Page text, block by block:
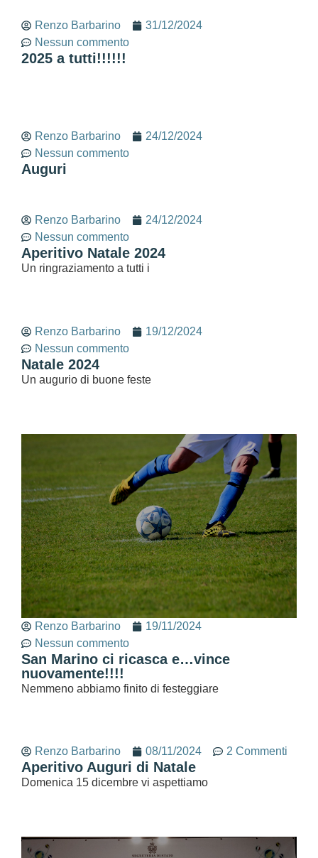
Renzo Barbarino
31/12/2024
Nessun commento
2025 a tutti!!!!!!
Renzo Barbarino
24/12/2024
Nessun commento
Auguri
Renzo Barbarino
24/12/2024
Nessun commento
Aperitivo Natale 2024
Un ringraziamento a tutti i
Renzo Barbarino
19/12/2024
Nessun commento
Natale 2024
Un augurio di buone feste
Renzo Barbarino
19/11/2024
Nessun commento
San Marino ci ricasca e…vince
nuovamente!!!!
Nemmeno abbiamo finito di festeggiare
Renzo Barbarino 08/11/2024 2 Commenti
Aperitivo Auguri di Natale
Domenica 15 dicembre vi aspettiamo